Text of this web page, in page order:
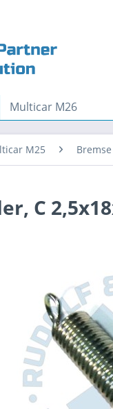
Multicar M26
M25 Bremse
C